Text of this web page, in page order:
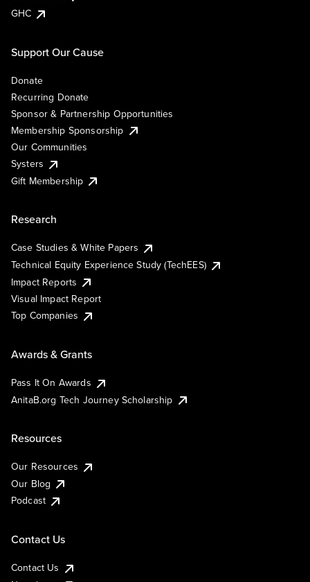
GHC
Support Our Cause
Donate
Recurring Donate
Sponsor & Partnership Opportunities
Membership Sponsorship
Our Communities
Systers
Gift Membership
Research
Case Studies & White Papers
Technical Equity Experience Study (TechEES)
Impact Reports
Visual Impact Report
Top Companies
Awards & Grants
Pass It On Awards
AnitaB.org Tech Journey Scholarship
Resources
Our Resources
Our Blog
Podcast
Contact Us
Contact Us